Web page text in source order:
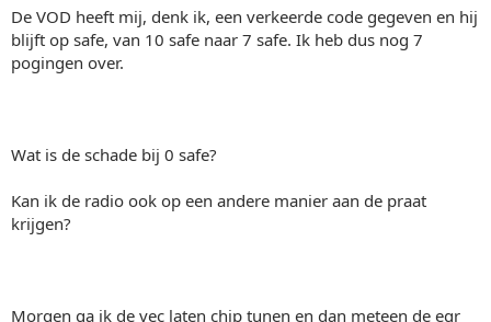
De VOD heeft mij, denk ik, een verkeerde code gegeven en hij
blijft op safe, van 10 safe naar 7 safe. Ik heb dus nog 7
pogingen over.
Wat is de schade bij 0 safe?
Kan ik de radio ook op een andere manier aan de praat
krijgen?
Morgen ga ik de vec laten chip tunen en dan meteen de egr